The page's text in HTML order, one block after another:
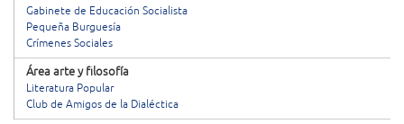
Gabinete de Educación Socialista
Pequeña Burguesía
Crímenes Sociales
Área arte y filosofía
Literatura Popular
Club de Amigos de la Dialéctica